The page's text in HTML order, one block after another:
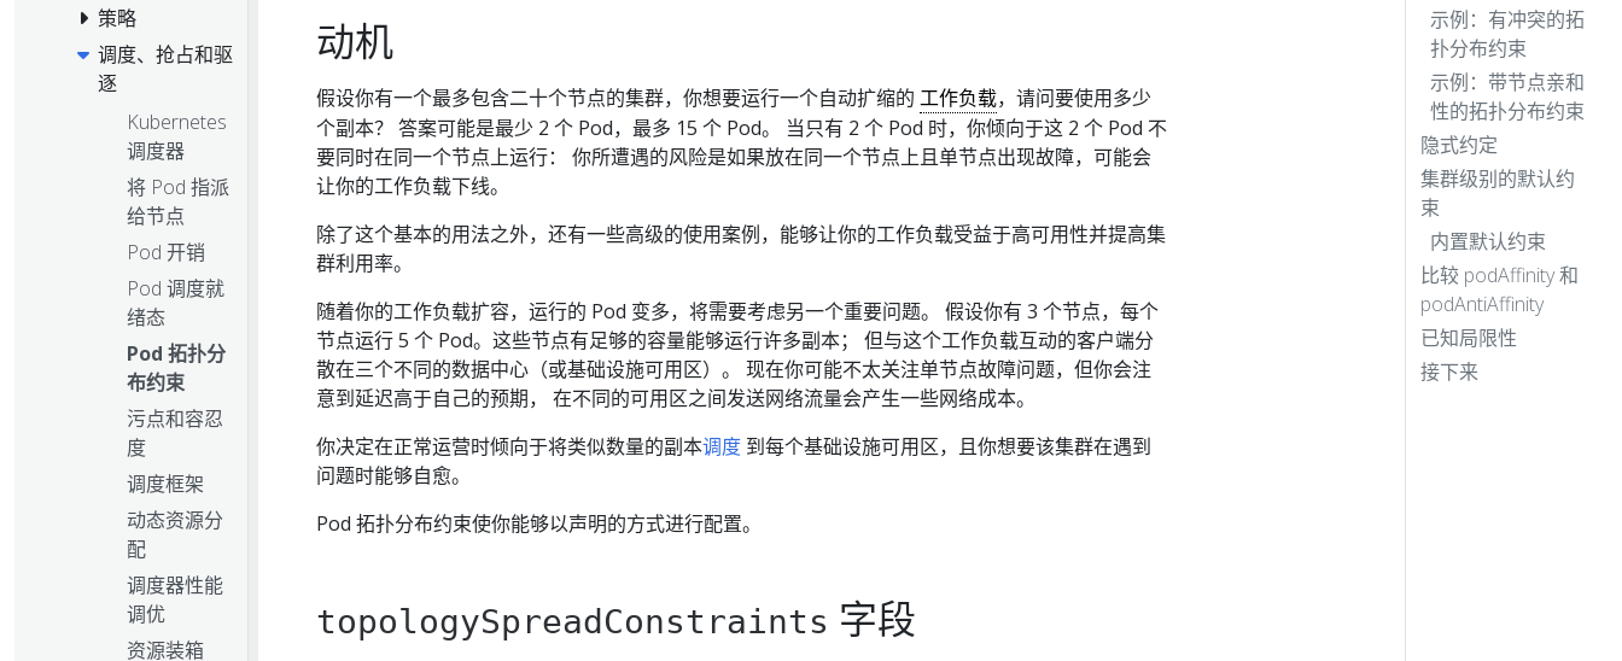
策略
调度、抢占和驱
逐
Kubernetes
调度器
将 Pod 指派
给节点
Pod 开销
Pod 调度就
绪态
Pod 拓扑分
布约束
污点和容忍
度
调度框架
动态资源分
配
调度器性能
调优
资源装箱
动机
假设你有一个最多包含二十个节点的集群，你想要运行一个自动扩缩的 工作负载，请问要使用多少
个副本？ 答案可能是最少 2 个 Pod，最多 15 个 Pod。 当只有 2 个 Pod 时，你倾向于这 2 个 Pod 不
要同时在同一个节点上运行： 你所遭遇的风险是如果放在同一个节点上且单节点出现故障，可能会
让你的工作负载下线。
除了这个基本的用法之外，还有一些高级的使用案例，能够让你的工作负载受益于高可用性并提高集
群利用率。
随着你的工作负载扩容，运行的 Pod 变多，将需要考虑另一个重要问题。 假设你有 3 个节点，每个
节点运行 5 个 Pod。这些节点有足够的容量能够运行许多副本； 但与这个工作负载互动的客户端分
散在三个不同的数据中心（或基础设施可用区）。 现在你可能不太关注单节点故障问题，但你会注
意到延迟高于自己的预期， 在不同的可用区之间发送网络流量会产生一些网络成本。
你决定在正常运营时倾向于将类似数量的副本调度 到每个基础设施可用区，且你想要该集群在遇到
问题时能够自愈。
Pod 拓扑分布约束使你能够以声明的方式进行配置。
topologySpreadConstraints 字段
示例：有冲突的拓
扑分布约束
示例：带节点亲和
性的拓扑分布约束
隐式约定
集群级别的默认约
束
内置默认约束
比较 podAffinity 和
podAntiAffinity
已知局限性
接下来